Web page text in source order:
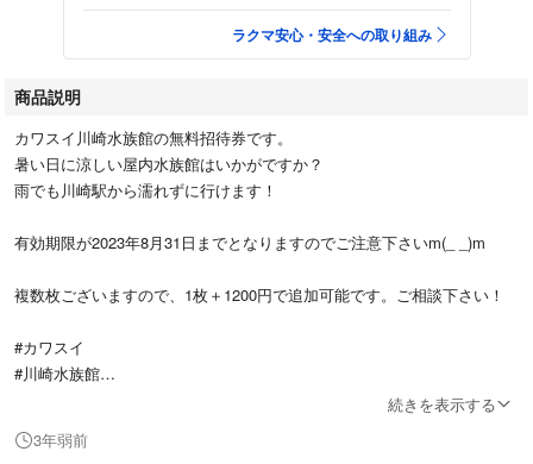
ラクマ安心・安全への取り組み
商品説明
カワスイ川崎水族館の無料招待券です。
暑い日に涼しい屋内水族館はいかがですか？
雨でも川崎駅から濡れずに行けます！
有効期限が2023年8月31日までとなりますのでご注意下さいm(_ _)m
複数枚ございますので、1枚＋1200円で追加可能です。ご相談下さい！
#カワスイ
#川崎水族館
#屋内水族館
続きを表示する
3年弱前